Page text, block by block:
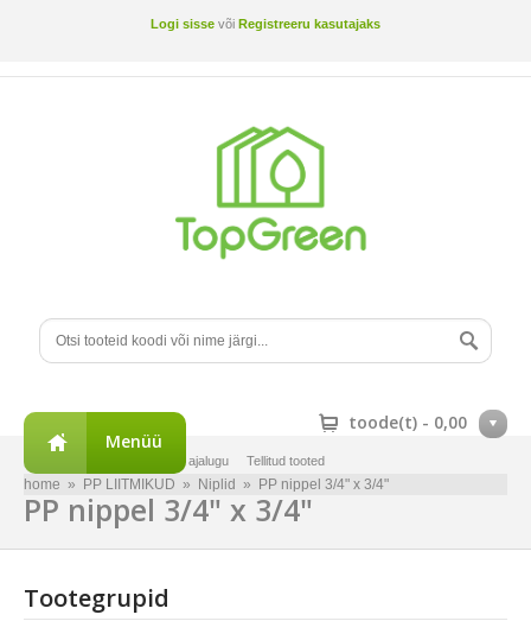
Logi sisse või Registreeru kasutajaks
toode(t) - 0,00
Tellimuste ajalugu Tellitud tooted
Menüü
home » PP LIITMIKUD » Niplid » PP nippel 3/4" x 3/4"
PP nippel 3/4" x 3/4"
Tootegrupid